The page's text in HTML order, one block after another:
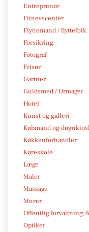
Entreprenør
Fitnesscenter
Flyttemand / flyttefolk
Forsikring
Fotograf
Frisør
Gartner
Guldsmed / Urmager
Hotel
Kunst og galleri
Købmand og
Køkkenforhandler
Køreskole
Læge
Maler
Massage
Murer
Offentlig forvaltning,
Optiker